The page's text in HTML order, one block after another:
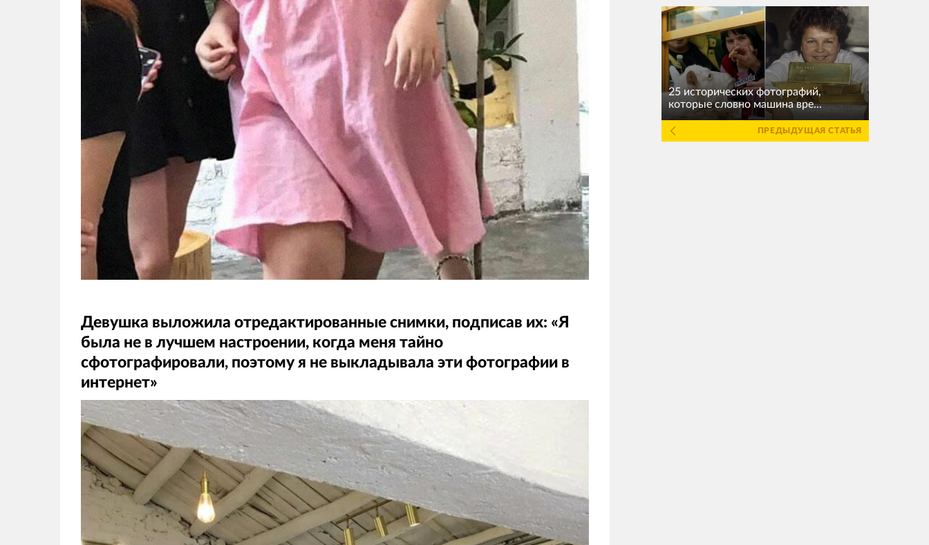
Девушка выложила отредактированные снимки, подписав их: «Я
была не в лучшем настроении, когда меня тайно
сфотографировали, поэтому я не выкладывала эти фотографии в
интернет»
25 исторических фотографий,
которые словно машина вре...
ПРЕДЫДУЩАЯ СТАТЬЯ